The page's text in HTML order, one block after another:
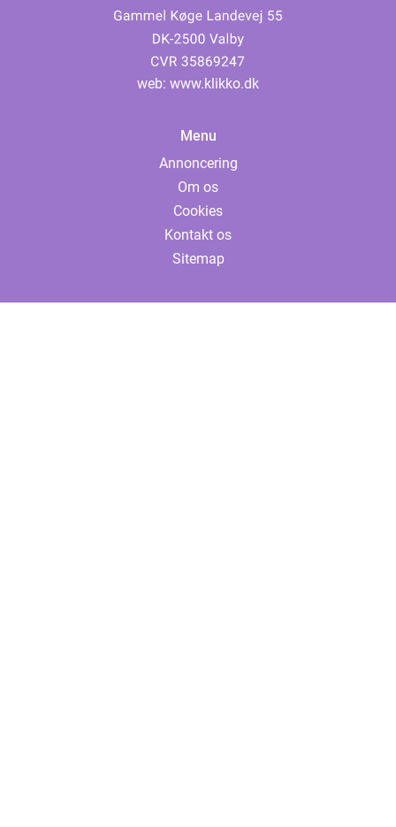
web: www.klikko.dk
Menu
Annoncering
Om os
Cookies
Kontakt os
Sitemap